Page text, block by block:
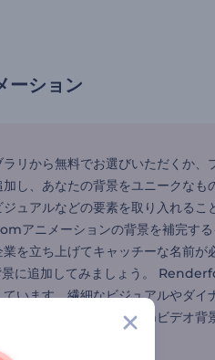
ション
リから無料でお選びいただくか
し、あなたの背景をユニークな
ュアルなどの要素を取り入れる
アニメーションの背景を補完す
を立ち上げてキャッチーな名前
に追加してみましょう。
います。繊細なビジュアルやダイ
す。これらの無料Zoomビデオ